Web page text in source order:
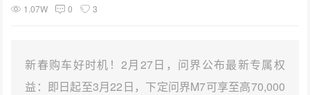
1.07W
0 3
新春购车好时机！2月27日，问界公布最新专属权
益：即日起至3月22日，下定问界M7可享至高70,000